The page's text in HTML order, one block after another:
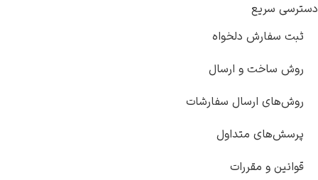
دسترسی سریع
ثبت سفارش دلخواه
روش ساخت و ارسال
روش‌های ارسال سفارشات
پرسش‌های متداول
قوانین و مقررات